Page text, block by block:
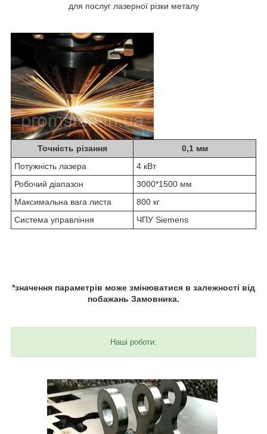
для послуг лазерної різки металу
Точність різання
0,1 мм
Потужність лазера
4 кВт
Робочий діапазон
3000*1500 мм
Максимальна вага листа
800 кг
Система управління
ЧПУ Siemens
*значення параметрів може змінюватися в залежності від
побажань Замовника.
Наші роботи: